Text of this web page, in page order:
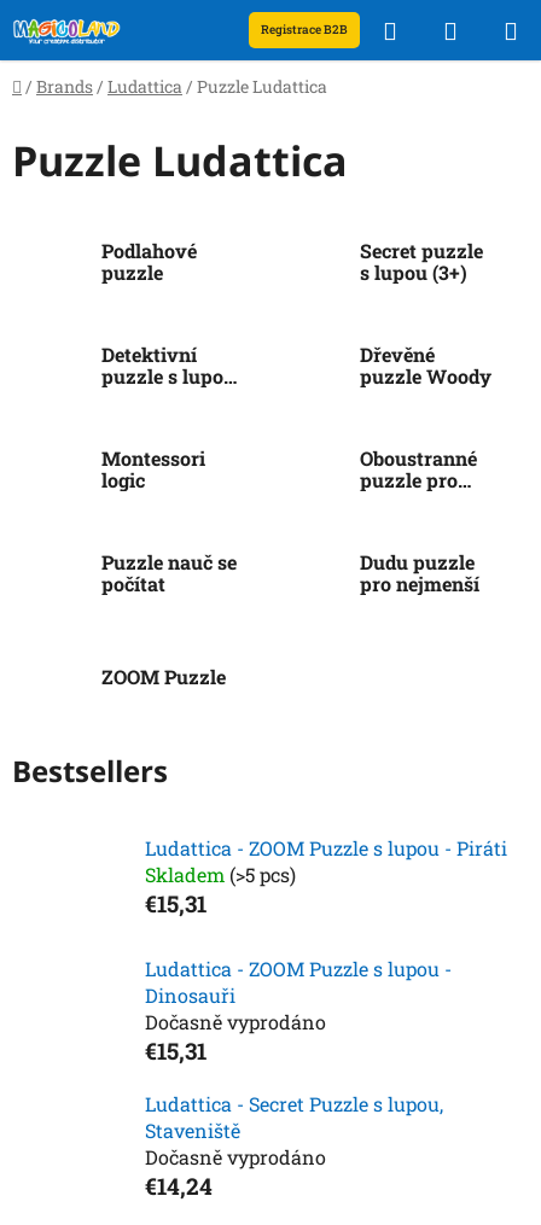
to
content
Registrace B2B Search
CART
Home
/ Brands / Ludattica / Puzzle Ludattica
Puzzle Ludattica
Podlahové
puzzle
Secret puzzle
s lupou (3+)
Detektivní
puzzle s lupou
Dřevěné
puzzle Woody
Montessori
logic
Oboustranné
puzzle pro
Puzzle nauč se
počítat
Dudu puzzle
pro nejmenší
ZOOM Puzzle
Bestsellers
Ludattica - ZOOM Puzzle s lupou - Piráti
Skladem (>5 pcs)
€15,31
Ludattica - ZOOM Puzzle s lupou -
Dinosauři
Dočasně vyprodáno
€15,31
Ludattica - Secret Puzzle s lupou,
Staveniště
Dočasně vyprodáno
€14,24